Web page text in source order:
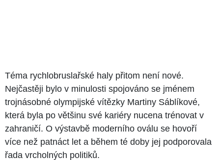
Téma rychlobruslařské haly přitom není nové.
Nejčastěji bylo v minulosti spojováno se jménem
trojnásobné olympijské vítězky Martiny Sáblíkové,
která byla po většinu své kariéry nucena trénovat v
zahraničí. O výstavbě moderního oválu se hovoří
více než patnáct let a během té doby jej podporovala
řada vrcholných politiků.